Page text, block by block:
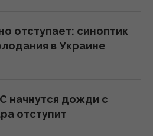
оккупанты ударили по
пострадавших
массированные удары
эскалацией атаки в
отступает: синоптик
в Украине
начнутся дожди с
отступит